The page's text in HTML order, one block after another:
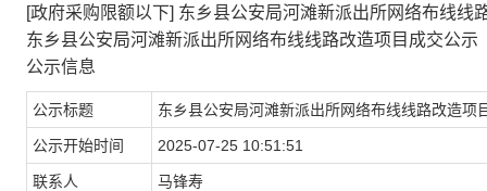
[政府采购限额以下] 东乡县公安局河滩新派出所网络布线线
东乡县公安局河滩新派出所网络布线线路改造项目成交公示
公示信息
公示标题 东乡县公安局河滩新派出所网络布线线路改造项
公示开始时间 2025-07-25 10:51:51
联系人 马锋寿